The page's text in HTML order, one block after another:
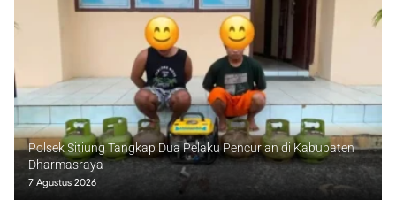
Polsek Sitiung Tangkap Dua Pelaku Pencurian di Kabupaten
Dharmasraya
7 Agustus 2026